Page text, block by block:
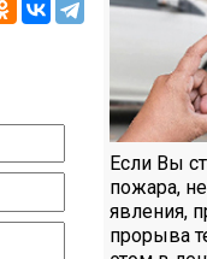
Если Вы
пожара,
явления,
прорыва